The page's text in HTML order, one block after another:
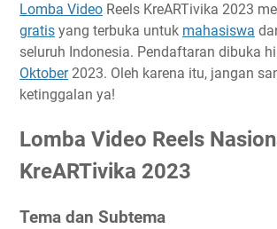
Hadiah
Link Penting
Narahubung
Lomba Video Reels KreARTivika 2023
gratis yang terbuka untuk mahasiswa
seluruh Indonesia. Pendaftaran dibuka
Oktober2023. Oleh karena itu, jangan
ketinggalan ya!
Lomba Video Reels
KreARTivika 2023
Tema dan Subtema